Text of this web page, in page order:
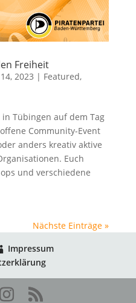
Freiheit
2023 | Featured,
Tübingen auf dem Tag
Community-Event
anders kreativ aktive
Euch
und verschiedene
Nächste Einträge »
Impressum